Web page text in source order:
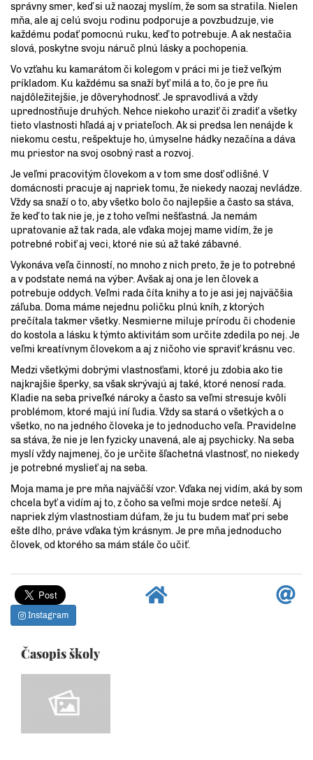
správny smer, keď si už naozaj myslím, že som sa stratila. Nielen
mňa, ale aj celú svoju rodinu podporuje a povzbudzuje, vie
každému podať pomocnú ruku, keď to potrebuje. A ak nestačia
slová, poskytne svoju náruč plnú lásky a pochopenia.
Vo vzťahu ku kamarátom či kolegom v práci mi je tiež veľkým
príkladom. Ku každému sa snaží byť milá a to, čo je pre ňu
najdôležitejšie, je dôveryhodnosť. Je spravodlivá a vždy
uprednostňuje druhých. Nehce niekoho uraziť či zradiť a všetky
tieto vlastnosti hľadá aj v priateľoch. Ak si predsa len nenájde k
niekomu cestu, rešpektuje ho, úmyselne hádky nezačína a dáva
mu priestor na svoj osobný rast a rozvoj.
Je veľmi pracovitým človekom a v tom sme dosť odlišné. V
domácnosti pracuje aj napriek tomu, že niekedy naozaj nevládze.
Vždy sa snaží o to, aby všetko bolo čo najlepšie a často sa stáva,
že keď to tak nie je, je z toho veľmi nešťastná. Ja nemám
upratovanie až tak rada, ale vďaka mojej mame vidím, že je
potrebné robiť aj veci, ktoré nie sú až také zábavné.
Vykonáva veľa činností, no mnoho z nich preto, že je to potrebné
a v podstate nemá na výber. Avšak aj ona je len človek a
potrebuje oddych. Veľmi rada číta knihy a to je asi jej najväčšia
záľuba. Doma máme nejednu poličku plnú kníh, z ktorých
prečítala takmer všetky. Nesmierne miluje prírodu či chodenie
do kostola a lásku k týmto aktivitám som určite zdedila po nej. Je
veľmi kreatívnym človekom a aj z ničoho vie spraviť krásnu vec.
Medzi všetkými dobrými vlastnosťami, ktoré ju zdobia ako tie
najkrajšie šperky, sa však skrývajú aj také, ktoré nenosí rada.
Kladie na seba priveľké nároky a často sa veľmi stresuje kvôli
problémom, ktoré majú iní ľudia. Vždy sa stará o všetkých a o
všetko, no na jedného človeka je to jednoducho veľa. Pravidelne
sa stáva, že nie je len fyzicky unavená, ale aj psychicky. Na seba
myslí vždy najmenej, čo je určite šľachetná vlastnosť, no niekedy
je potrebné myslieť aj na seba.
Moja mama je pre mňa najväčší vzor. Vďaka nej vidím, aká by som
chcela byť a vidím aj to, z čoho sa veľmi moje srdce neteší. Aj
napriek zlým vlastnostiam dúfam, že ju tu budem mať pri sebe
ešte dlho, práve vďaka tým krásnym. Je pre mňa jednoducho
človek, od ktorého sa mám stále čo učiť.
Instagram
Časopis školy